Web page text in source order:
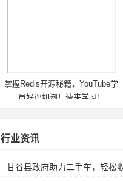
掌握Redis开源秘籍，YouTube学
员好评如潮！速来学习！
行业资讯
甘谷县政府助力二手车，轻松